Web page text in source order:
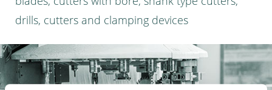
drills, cutters and clamping devices